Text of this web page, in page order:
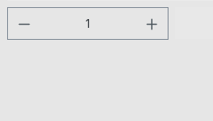
Produkt Anzahl: Gib